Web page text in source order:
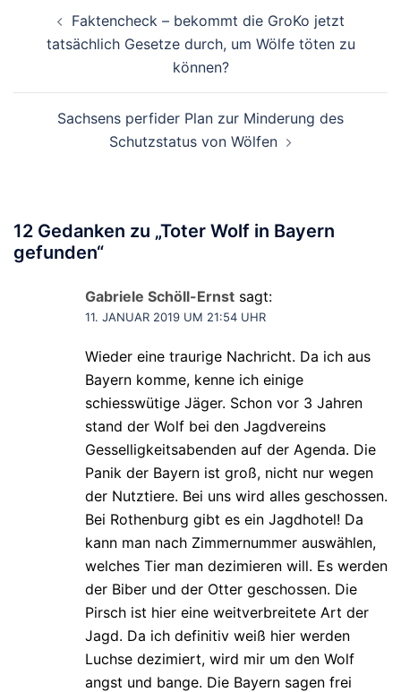
Faktencheck – bekommt die GroKo jetzt
tatsächlich Gesetze durch, um Wölfe töten zu
können?
Sachsens perfider Plan zur Minderung des
Schutzstatus von Wölfen
12 Gedanken zu „Toter Wolf in Bayern
gefunden“
Gabriele Schöll-Ernst sagt:
11. JANUAR 2019 UM 21:54 UHR
Wieder eine traurige Nachricht. Da ich aus
Bayern komme, kenne ich einige
schiesswütige Jäger. Schon vor 3 Jahren
stand der Wolf bei den Jagdvereins
Gesselligkeitsabenden auf der Agenda. Die
Panik der Bayern ist groß, nicht nur wegen
der Nutztiere. Bei uns wird alles geschossen.
Bei Rothenburg gibt es ein Jagdhotel! Da
kann man nach Zimmernummer auswählen,
welches Tier man dezimieren will. Es werden
der Biber und der Otter geschossen. Die
Pirsch ist hier eine weitverbreitete Art der
Jagd. Da ich definitiv weiß hier werden
Luchse dezimiert, wird mir um den Wolf
angst und bange. Die Bayern sagen frei